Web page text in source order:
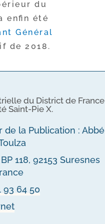
du
enfin été
Général
de 2018.
du District de France
Saint-Pie X.
de la Publication : Abbé
118, 92153 Suresnes
93 64 50